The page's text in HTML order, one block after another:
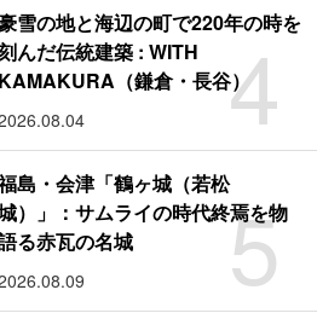
4
雪の地と海辺の町で220年の時を
んだ伝統建築 : WITH
KAMAKURA（鎌倉・長谷）
5
島・会津「鶴ヶ城（若松
）」：サムライの時代終焉を物
る赤瓦の名城